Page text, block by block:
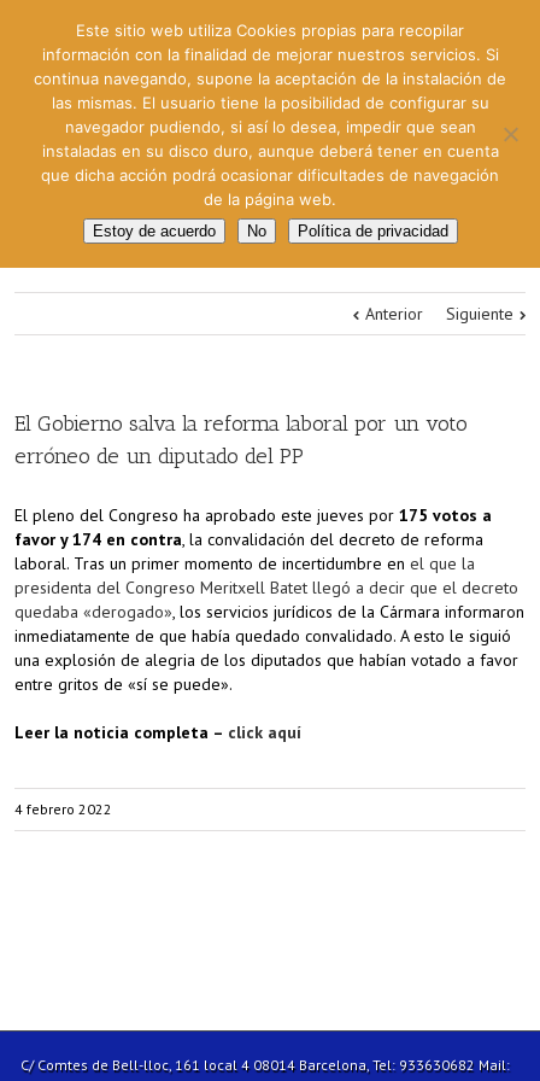
Anterior Siguiente
El Gobierno salva la reforma laboral por un voto
erróneo de un diputado del PP
El pleno del Congreso ha aprobado este jueves por 175 votos a
favor y 174 en contra, la convalidación del decreto de reforma
laboral. Tras un primer momento de incertidumbre en el que la
presidenta del Congreso Meritxell Batet llegó a decir que el decreto
quedaba «derogado», los servicios jurídicos de la Cármara informaron
inmediatamente de que había quedado convalidado. A esto le siguió
una explosión de alegria de los diputados que habían votado a favor
entre gritos de «sí se puede».
Leer la noticia completa – click aquí
4 febrero 2022
C/ Comtes de Bell-lloc, 161 local 4 08014 Barcelona, Tel: 933630682 Mail:
Este sitio web utiliza Cookies propias para recopilar
información con la finalidad de mejorar nuestros servicios. Si
continua navegando, supone la aceptación de la instalación de
las mismas. El usuario tiene la posibilidad de configurar su
navegador pudiendo, si así lo desea, impedir que sean
instaladas en su disco duro, aunque deberá tener en cuenta
que dicha acción podrá ocasionar dificultades de navegación
de la página web.
Estoy de acuerdo No Política de privacidad